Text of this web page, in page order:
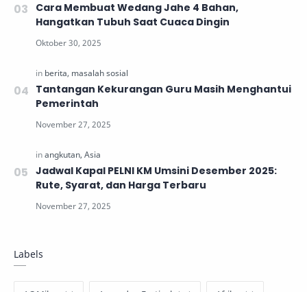
Cara Membuat Wedang Jahe 4 Bahan,
Hangatkan Tubuh Saat Cuaca Dingin
Tantangan Kekurangan Guru Masih Menghantui
Pemerintah
Jadwal Kapal PELNI KM Umsini Desember 2025:
Rute, Syarat, dan Harga Terbaru
Labels